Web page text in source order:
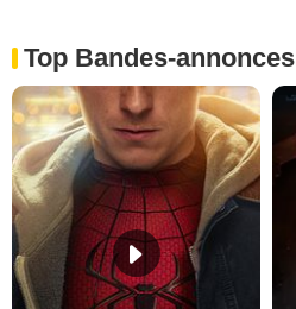
Top Bandes-annonces